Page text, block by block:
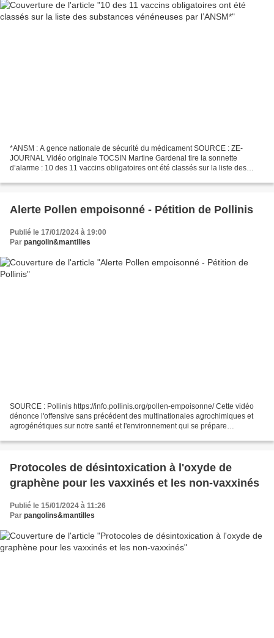
*ANSM : A gence nationale de sécurité du médicament SOURCE : ZE-
JOURNAL Vidéo originale TOCSIN Martine Gardenal tire la sonnette
d’alarme : 10 des 11 vaccins obligatoires ont été classés sur la liste des
Alerte Pollen empoisonné - Pétition de Pollinis
Publié le 17/01/2024 à 19:00
Par pangolin&mantilles
SOURCE : Pollinis https://info.pollinis.org/pollen-empoisonne/ Cette vidéo
dénonce l'offensive sans précédent des multinationales agrochimiques et
agrogénétiques sur notre santé et l'environnement qui se prépare
___________________________________________________________
Protocoles de désintoxication à l'oxyde de
graphène pour les vaxxinés et les non-vaxxinés
Publié le 15/01/2024 à 11:26
Par pangolins&mantilles